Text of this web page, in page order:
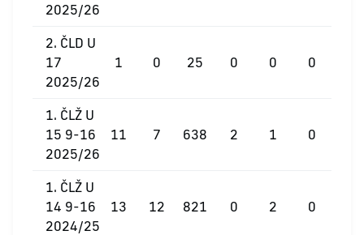
2025/26
2. ČLD U
17
2025/26
1 0 25 0 0 0
1. ČLŽ U
15 9-16
2025/26
11 7 638 2 1 0
1. ČLŽ U
14 9-16
2024/25
13 12 821 0 2 0